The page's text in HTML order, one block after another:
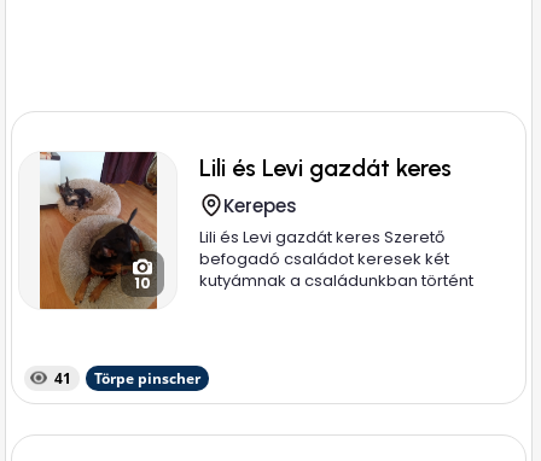
10
Lili és Levi gazdát keres
Kerepes
Lili és Levi gazdát keres Szerető
befogadó családot keresek két
kutyámnak a családunkban történt
41 Törpe pinscher